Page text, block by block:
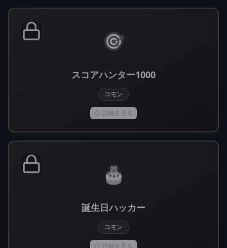
🎯
スコアハンター1000
コモン
詳細を見る
🎂
誕生日ハッカー
コモン
詳細を見る